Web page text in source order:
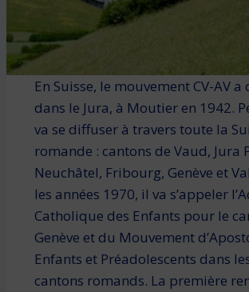
En Suisse, le mouvement CV-AV
dans le Jura, à Moutier en 1942.
va se diffuser à travers toute la
romande : cantons de Vaud, Jura
Neuchâtel, Fribourg, Genève et
les années 1970, il va s’appeler
Catholique des Enfants pour le
Genève et du Mouvement
Enfants et Préadolescents dans
cantons romands. La première